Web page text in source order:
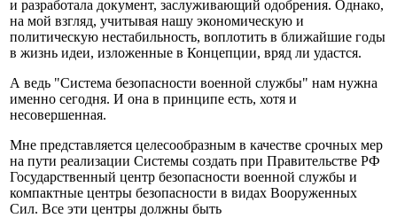
и разработала документ, заслуживающий одобрения. Однако,
на мой взгляд, учитывая нашу экономическую и
политическую нестабильность, воплотить в ближайшие годы
в жизнь идеи, изложенные в Концепции, вряд ли удастся.
А ведь "Система безопасности военной службы" нам нужна
именно сегодня. И она в принципе есть, хотя и
несовершенная.
Мне представляется целесообразным в качестве срочных мер
на пути реализации Системы создать при Правительстве РФ
Государственный центр безопасности военной службы и
компактные центры безопасности в видах Вооруженных
Сил. Все эти центры должны быть